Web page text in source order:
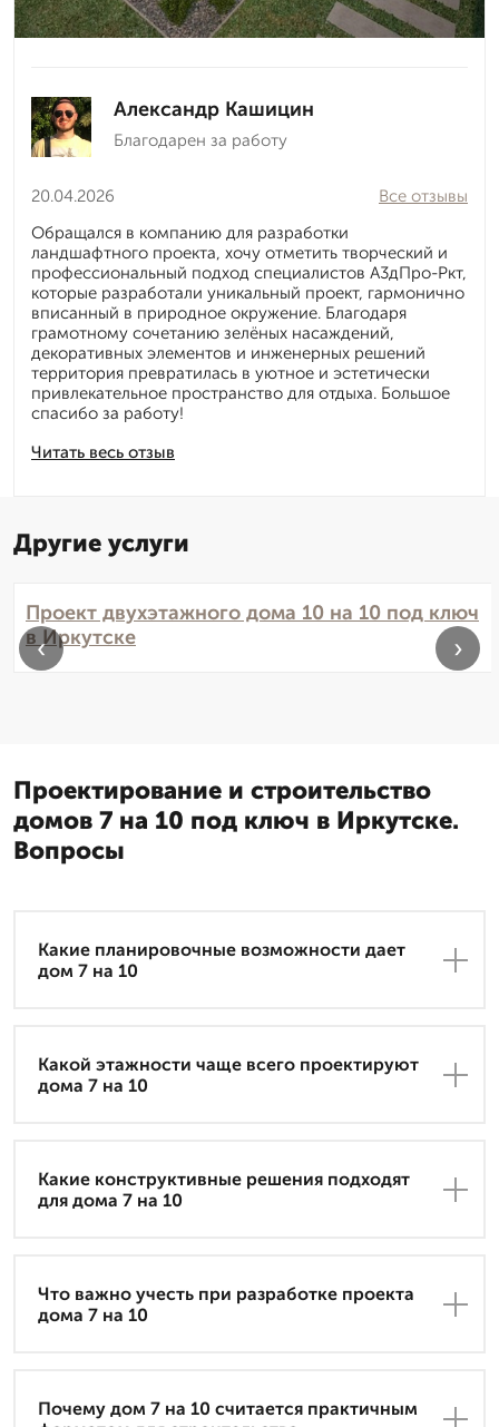
Александр Кашицин
Благодарен за работу
20.04.2026
Читать весь отзыв
Все отзывы
Обращался в компанию для разработки
ландшафтного проекта, хочу отметить творческий и
профессиональный подход специалистов А3дПро-Ркт,
которые разработали уникальный проект, гармонично
вписанный в природное окружение. Благодаря
грамотному сочетанию зелёных насаждений,
декоративных элементов и инженерных решений
территория превратилась в уютное и эстетически
привлекательное пространство для отдыха. Большое
спасибо за работу!
Другие услуги
Проект двухэтажного дома 10 на 10 под ключ
в Иркутске
‹ ›
Проектирование и строительство
домов 7 на 10 под ключ в Иркутске.
Вопросы
Какие планировочные возможности дает
дом 7 на 10
Какой этажности чаще всего проектируют
дома 7 на 10
Какие конструктивные решения подходят
для дома 7 на 10
Что важно учесть при разработке проекта
дома 7 на 10
Почему дом 7 на 10 считается практичным